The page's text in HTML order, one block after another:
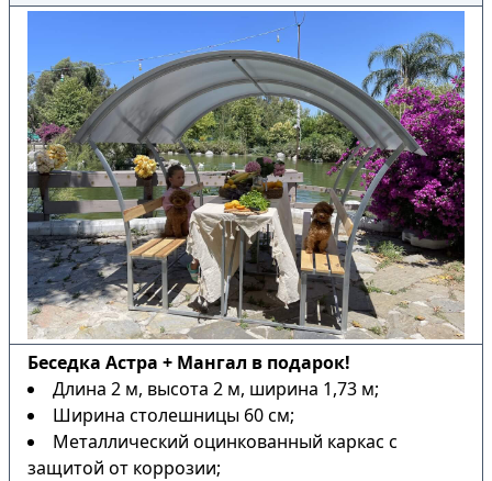
Беседка Астра + Мангал в подарок!
Длина 2 м, высота 2 м, ширина 1,73 м;
Ширина столешницы 60 см;
Металлический оцинкованный каркас с
защитой от коррозии;